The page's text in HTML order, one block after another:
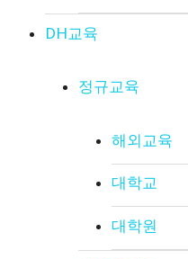
DH교육
정규교육
해외교육
대학교
대학원